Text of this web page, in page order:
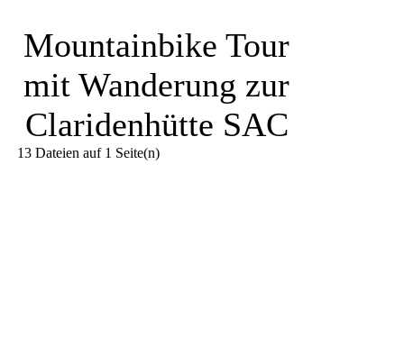
Mountainbike Tour
mit Wanderung zur
Claridenhütte SAC
13 Dateien auf 1 Seite(n)